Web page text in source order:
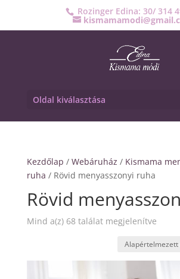
Rozinger Edina: 30/ 314
Oldal kiválasztása
Kezdőlap / Webáruház / Kismama
ruha / Rövid menyasszonyi ruha
Rövid
Mind a(z) 68 találat megjelenítve